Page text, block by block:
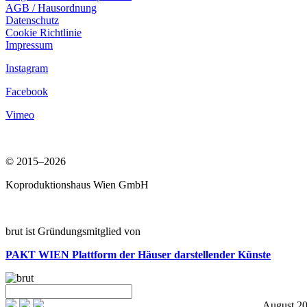
AGB / Hausordnung
Datenschutz
Cookie Richtlinie
Impressum
Instagram
Facebook
Vimeo
© 2015–2026
Koproduktionshaus Wien GmbH
brut ist Gründungsmitglied von
PAKT WIEN Plattform der Häuser darstellender Künste